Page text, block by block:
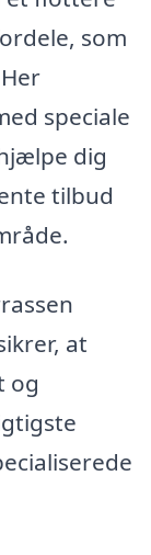
som
speciale
dig
tilbud
at
og